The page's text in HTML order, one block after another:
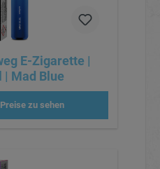
E-Zigarette |
| Mad Blue
zu sehen